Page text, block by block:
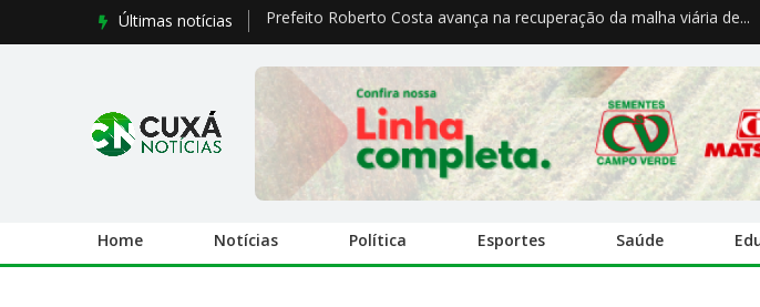
Últimas notícias Prefeito Roberto Costa avança na recuperação da malha viária de...
Home Notícias Política Esportes Saúde